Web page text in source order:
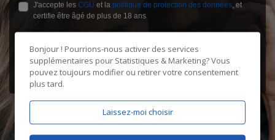
J'accepte les CGU et la politique de protection des données, et
certifie être âgé de plus de 18 ans
Bonjour ! Pourrions-nous activer des services
supplémentaires pour Statistiques & Marketing? Vous
pouvez toujours modifier ou retirer votre consentement
plus tard.
Laissez-moi choisir